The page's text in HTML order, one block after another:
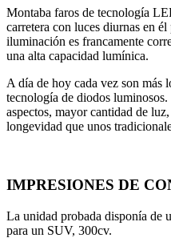
Montaba faros de tecnología
carretera con luces diurnas en
iluminación es francamente
una alta capacidad lumínica.
A día de hoy cada vez son más
tecnología de diodos
aspectos, mayor cantidad de
longevidad que unos
IMPRESIONES DE
La unidad probada disponía de
para un SUV, 300cv.